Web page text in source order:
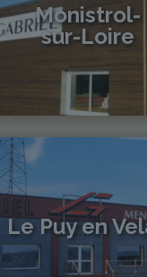
Monistrol-
sur-Loire
monistrol@gabriel-
Le Puy en